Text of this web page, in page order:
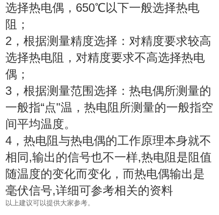
选择热电偶，650℃以下一般选择热电
阻；
2，根据测量精度选择：对精度要求较高
选择热电阻，对精度要求不高选择热电
偶；
3，根据测量范围选择：热电偶所测量的
一般指“点"温，热电阻所测量的一般指空
间平均温度。
4，热电阻与热电偶的工作原理本身就不
相同,输出的信号也不一样,热电阻是阻值
随温度的变化而变化，而热电偶输出是
毫伏信号,详细可参考相关的资料
以上建议可以提供大家参考。